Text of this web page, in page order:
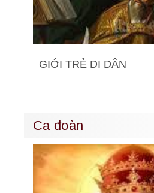
GIỚI TRẺ DI DÂN
Ca đoàn